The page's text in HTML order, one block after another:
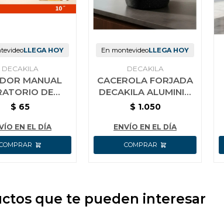
LLEGA HOY
DECAKILA
MANUAL
DE
AC INOX
$ 65
EN EL DÍA
En montevideoLLEGA HOY
DECAKILA
CACEROLA FORJADA
DECAKILA ALUMINIO
DOBLE AGARRE 24CM
$ 1.050
ENVÍO EN EL DÍA
que te pueden interesar